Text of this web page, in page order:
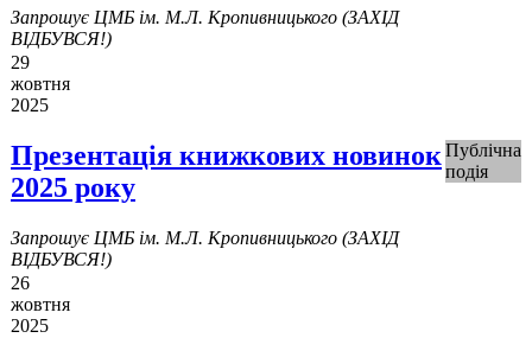
Запрошує ЦМБ ім. М.Л. Кропивницького (ЗАХІД
ВІДБУВСЯ!)
29
жовтня
2025
Презентація книжкових новинок
2025 року
Запрошує ЦМБ ім. М.Л. Кропивницького (ЗАХІД
ВІДБУВСЯ!)
Публічна
подія
26
жовтня
2025